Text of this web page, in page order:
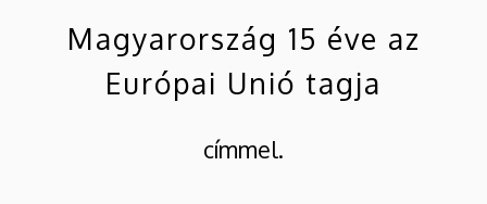
Magyarország 15 éve az
Európai Unió tagja
címmel.